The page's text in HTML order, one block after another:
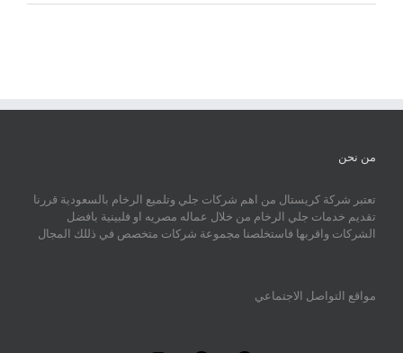
من نحن
تعتبر شركة كريستال من اهم شركات جلي وتلميع الرخام بالسعودية قررنا
تقديم خدمات جلي الرخام من خلال عماله مصريه او فلبينية بافضل
الشركات واقربها فاستخلصنا مجموعة شركات متخصص في ذللك المجال
مواقع التواصل الاجتماعي